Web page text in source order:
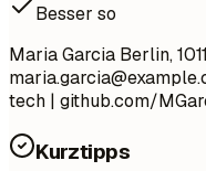
Besser so
Maria Garcia Berlin,
tech | github.com/
Kurztipps